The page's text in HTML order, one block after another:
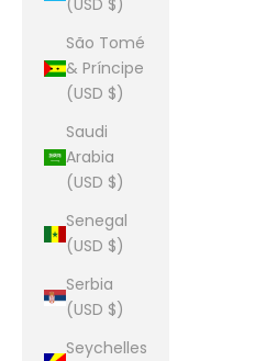
(USD $)
São Tomé
& Príncipe
(USD $)
Saudi
Arabia
(USD $)
Senegal
(USD $)
Serbia
(USD $)
Seychelles